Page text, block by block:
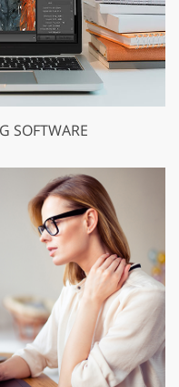
SOFTWARE